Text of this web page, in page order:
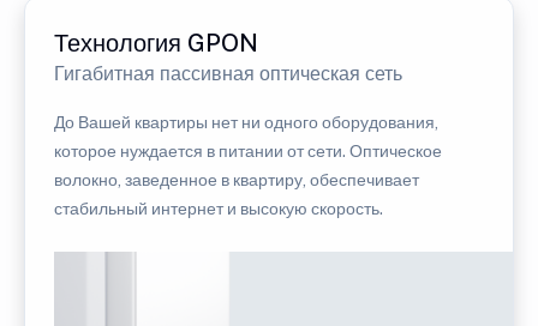
Технология GPON
Гигабитная пассивная оптическая сеть
До Вашей квартиры нет ни одного оборудования,
которое нуждается в питании от сети. Оптическое
волокно, заведенное в квартиру, обеспечивает
стабильный интернет и высокую скорость.